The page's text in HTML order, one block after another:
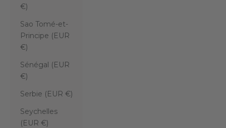
€)
Sao Tomé-et-
Principe (EUR
€)
Sénégal (EUR
€)
Serbie (EUR €)
Seychelles
(EUR €)